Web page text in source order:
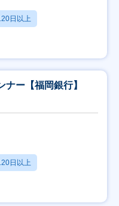
日以上
ー【福岡銀行】
日以上